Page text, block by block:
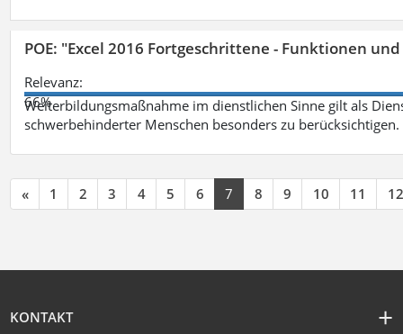
POE: "Excel 2016 Fortgeschrittene - Funktionen
Relevanz:
66%
Weiterbildungsmaßnahme im dienstlichen Sinne gilt als
schwerbehinderter Menschen besonders zu berücksichtigen.
« 1 2 3 4 5 6 7 8 9 10 11 12
KONTAKT